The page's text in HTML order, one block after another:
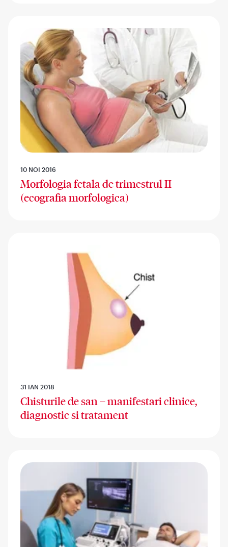
10 NOI 2016
Morfologia fetala de trimestrul II
(ecografia morfologica)
31 IAN 2018
Chisturile de san – manifestari clinice,
diagnostic si tratament